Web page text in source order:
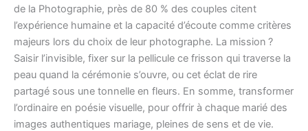
de la Photographie, près de 80 % des couples citent
l’expérience humaine et la capacité d’écoute comme critères
majeurs lors du choix de leur photographe. La mission ?
Saisir l’invisible, fixer sur la pellicule ce frisson qui traverse la
peau quand la cérémonie s’ouvre, ou cet éclat de rire
partagé sous une tonnelle en fleurs. En somme, transformer
l’ordinaire en poésie visuelle, pour offrir à chaque marié des
images authentiques mariage, pleines de sens et de vie.